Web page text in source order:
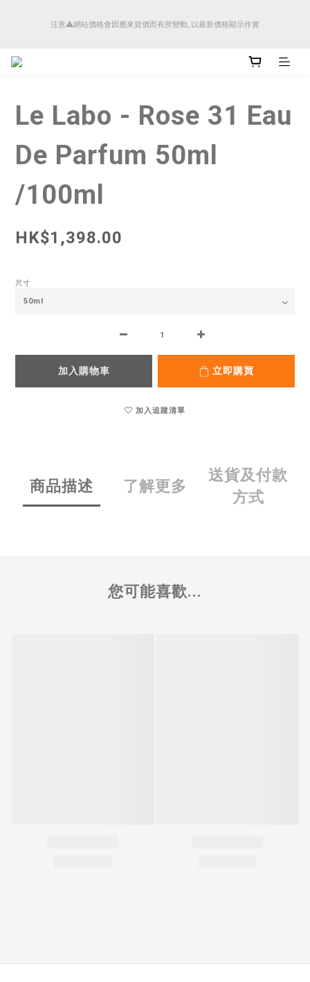
注意⚠️網站價格會因應來貨價而有所變動, 以最新價格顯示作實
順豐香港將於4月14日起減少SMS短訊發送, 所有快件自取訊息通知將全部改為透過官
Le Labo - Rose 31 Eau
De Parfum 50ml
/100ml
HK$1,398.00
尺寸
加入購物車 立即購買
加入追蹤清單
商品描述 了解更多
送貨及付款
方式
您可能喜歡...